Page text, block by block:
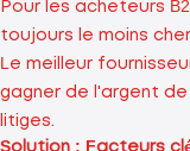
Pour les acheteurs
toujours le moins
Le meilleur
gagner de l'argent
litiges.
Solution : Facteurs